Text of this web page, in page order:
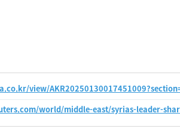
view/
world/middle-east/syrias-leader-